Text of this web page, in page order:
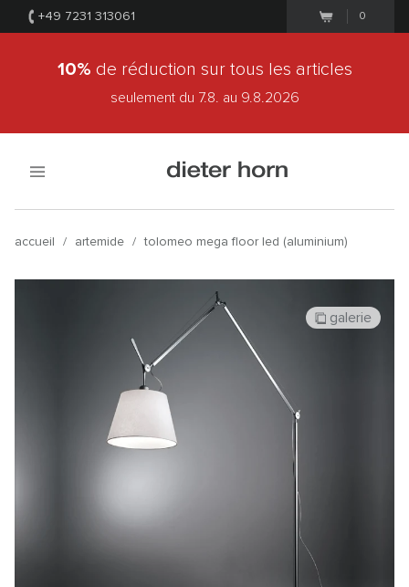
+49 7231 313061 0
10% de réduction sur tous les articles
seulement du 7.8. au 9.8.2026
accueil / artemide / tolomeo mega floor led (aluminium)
galerie